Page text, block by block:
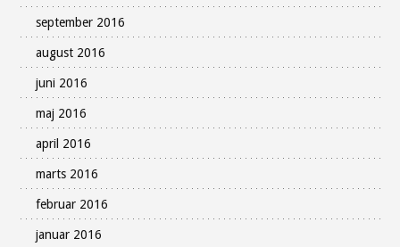
september 2016
august 2016
juni 2016
maj 2016
april 2016
marts 2016
februar 2016
januar 2016